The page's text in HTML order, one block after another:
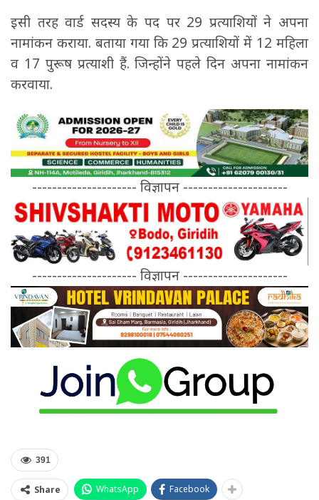
इसी तरह वार्ड सदस्य के पद पर 29 प्रत्याशियों ने अपना
नामांकन कराया. बताया गया कि 29 प्रत्याशियों में 12 महिला
व 17 पुरूष प्रत्याशी हैं. जिन्होंने पहले दिन अपना नामांकन
करवाया.
--------------------- विज्ञापन ---------------------
--------------------- विज्ञापन ---------------------
391
Share WhatsApp Facebook